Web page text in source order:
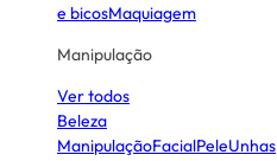
e bicosMaquiagem
Manipulação
Ver todos
Beleza
ManipulaçãoFacialPeleUnhas